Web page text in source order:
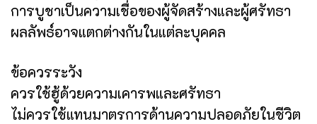
การบูชาเป็นความเชื่อของผู้จัดสร้างและผู้ศรัทธา
ผลลัพธ์อาจแตกต่างกันในแต่ละบุคคล
ข้อควรระวัง
ควรใช้ฮู้ด้วยความเคารพและศรัทธา
ไม่ควรใช้แทนมาตรการด้านความปลอดภัยในชีวิต